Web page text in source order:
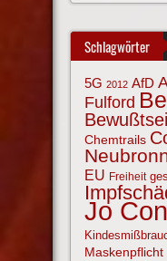
Schlagwörter
5G 2012 AfD
Fulford
Chemtrails
EU Freiheit
Jo
Maskenpflicht